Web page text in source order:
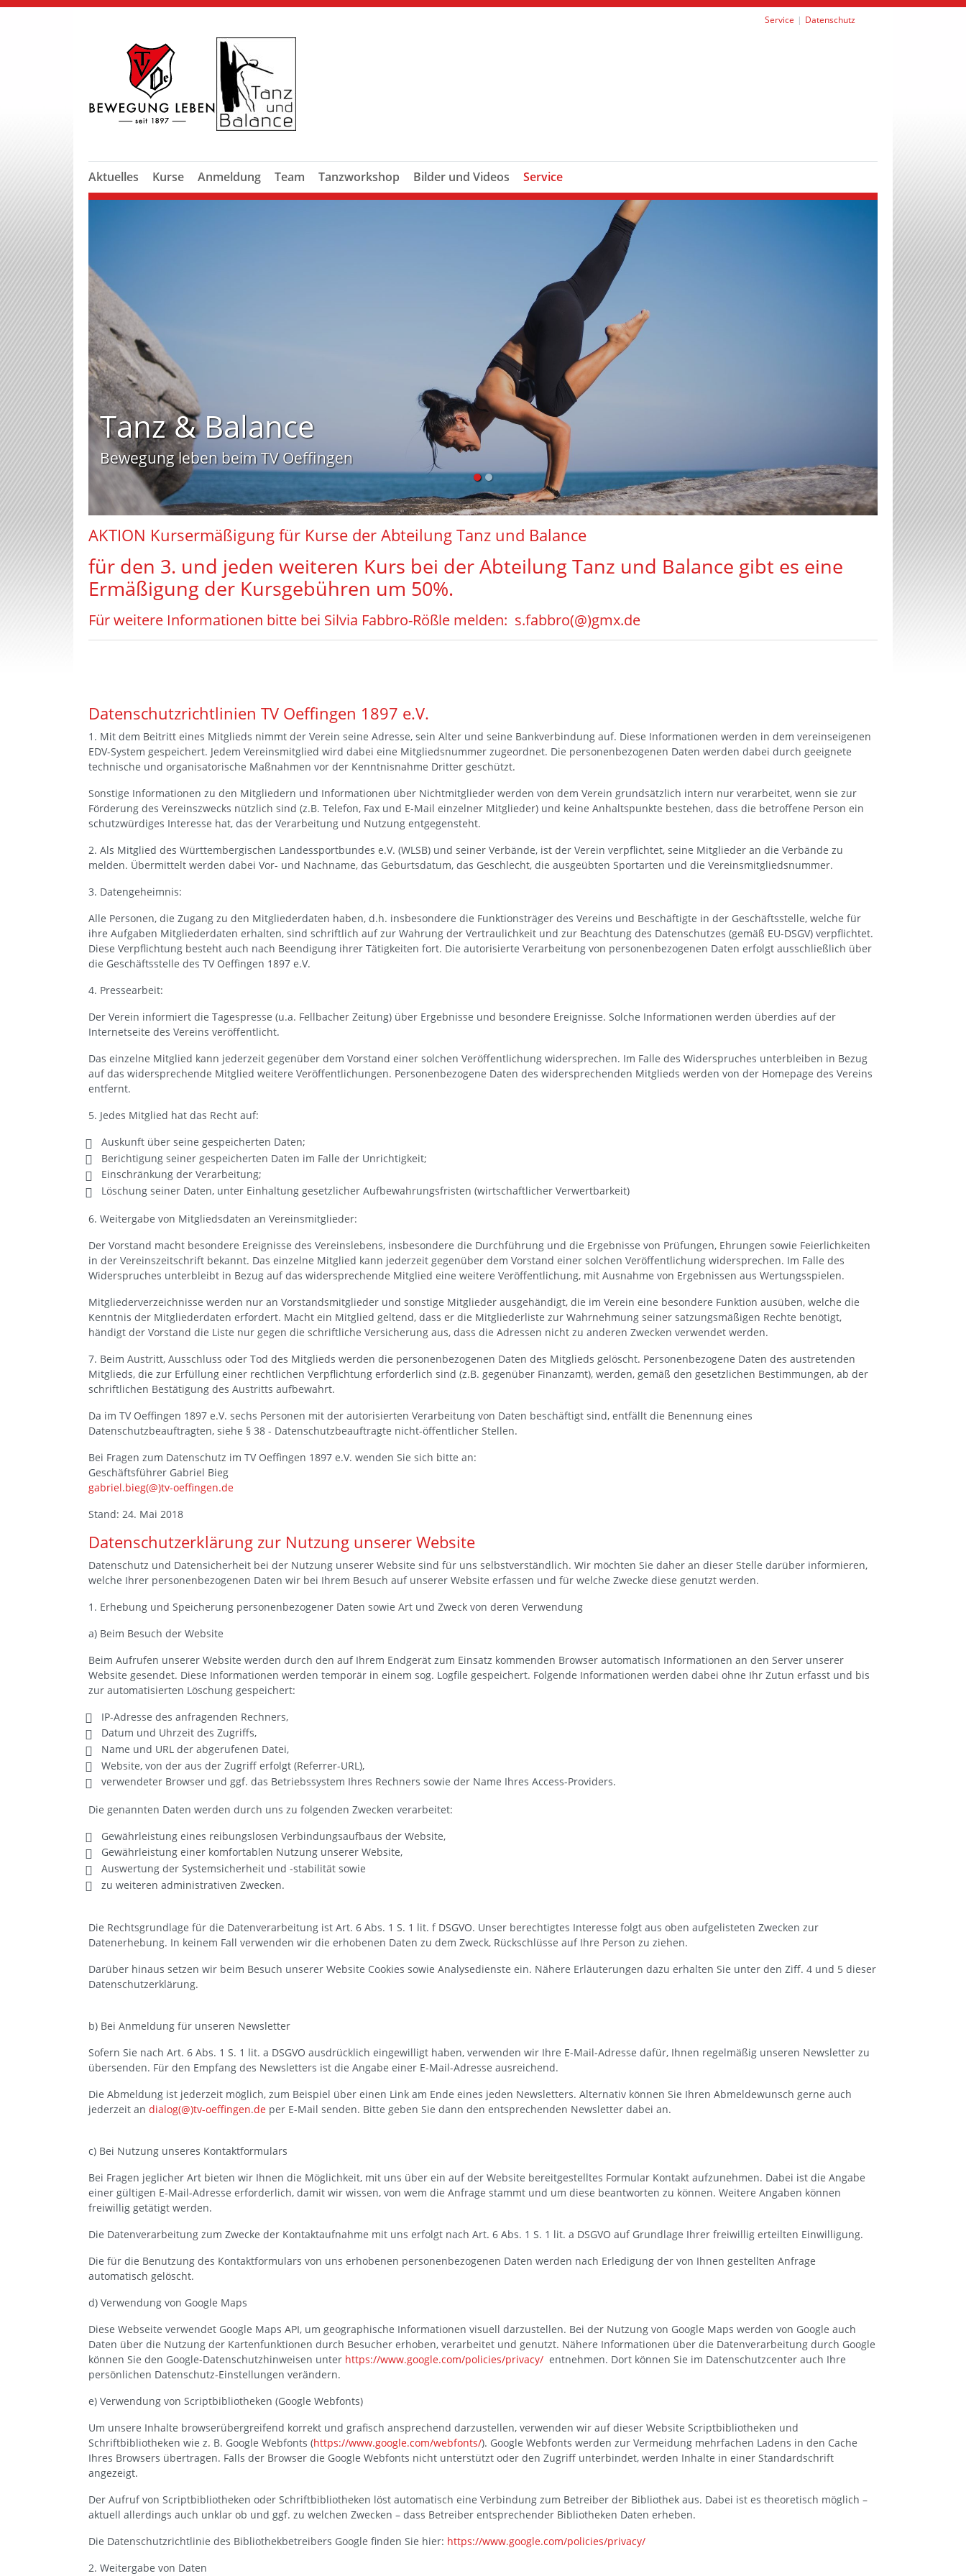
Service Datenschutz
Aktuelles Kurse Anmeldung Team Tanzworkshop Bilder und Videos Service
AKTION Kursermäßigung für Kurse der Abteilung Tanz und Balance
für den 3. und jeden weiteren Kurs bei der Abteilung Tanz und Balance gibt es eine
Ermäßigung der Kursgebühren um 50%.
Für weitere Informationen bitte bei Silvia Fabbro-Rößle melden: s.fabbro(@)gmx.de
Datenschutzrichtlinien TV Oeffingen 1897 e.V.
1. Mit dem Beitritt eines Mitglieds nimmt der Verein seine Adresse, sein Alter und seine Bankverbindung auf. Diese Informationen werden in dem vereinseigenen
EDV-System gespeichert. Jedem Vereinsmitglied wird dabei eine Mitgliedsnummer zugeordnet. Die personenbezogenen Daten werden dabei durch geeignete
technische und organisatorische Maßnahmen vor der Kenntnisnahme Dritter geschützt.
Sonstige Informationen zu den Mitgliedern und Informationen über Nichtmitglieder werden von dem Verein grundsätzlich intern nur verarbeitet, wenn sie zur
Förderung des Vereinszwecks nützlich sind (z.B. Telefon, Fax und E-Mail einzelner Mitglieder) und keine Anhaltspunkte bestehen, dass die betroffene Person ein
schutzwürdiges Interesse hat, das der Verarbeitung und Nutzung entgegensteht.
2. Als Mitglied des Württembergischen Landessportbundes e.V. (WLSB) und seiner Verbände, ist der Verein verpflichtet, seine Mitglieder an die Verbände zu
melden. Übermittelt werden dabei Vor- und Nachname, das Geburtsdatum, das Geschlecht, die ausgeübten Sportarten und die Vereinsmitgliedsnummer.
3. Datengeheimnis:
Alle Personen, die Zugang zu den Mitgliederdaten haben, d.h. insbesondere die Funktionsträger des Vereins und Beschäftigte in der Geschäftsstelle, welche für
ihre Aufgaben Mitgliederdaten erhalten, sind schriftlich auf zur Wahrung der Vertraulichkeit und zur Beachtung des Datenschutzes (gemäß EU-DSGV) verpflichtet.
Diese Verpflichtung besteht auch nach Beendigung ihrer Tätigkeiten fort. Die autorisierte Verarbeitung von personenbezogenen Daten erfolgt ausschließlich über
die Geschäftsstelle des TV Oeffingen 1897 e.V.
4. Pressearbeit:
Der Verein informiert die Tagespresse (u.a. Fellbacher Zeitung) über Ergebnisse und besondere Ereignisse. Solche Informationen werden überdies auf der
Internetseite des Vereins veröffentlicht.
Das einzelne Mitglied kann jederzeit gegenüber dem Vorstand einer solchen Veröffentlichung widersprechen. Im Falle des Widerspruches unterbleiben in Bezug
auf das widersprechende Mitglied weitere Veröffentlichungen. Personenbezogene Daten des widersprechenden Mitglieds werden von der Homepage des Vereins
entfernt.
5. Jedes Mitglied hat das Recht auf:
Auskunft über seine gespeicherten Daten;
Berichtigung seiner gespeicherten Daten im Falle der Unrichtigkeit;
Einschränkung der Verarbeitung;
Löschung seiner Daten, unter Einhaltung gesetzlicher Aufbewahrungsfristen (wirtschaftlicher Verwertbarkeit)
6. Weitergabe von Mitgliedsdaten an Vereinsmitglieder:
Der Vorstand macht besondere Ereignisse des Vereinslebens, insbesondere die Durchführung und die Ergebnisse von Prüfungen, Ehrungen sowie Feierlichkeiten
in der Vereinszeitschrift bekannt. Das einzelne Mitglied kann jederzeit gegenüber dem Vorstand einer solchen Veröffentlichung widersprechen. Im Falle des
Widerspruches unterbleibt in Bezug auf das widersprechende Mitglied eine weitere Veröffentlichung, mit Ausnahme von Ergebnissen aus Wertungsspielen.
Mitgliederverzeichnisse werden nur an Vorstandsmitglieder und sonstige Mitglieder ausgehändigt, die im Verein eine besondere Funktion ausüben, welche die
Kenntnis der Mitgliederdaten erfordert. Macht ein Mitglied geltend, dass er die Mitgliederliste zur Wahrnehmung seiner satzungsmäßigen Rechte benötigt,
händigt der Vorstand die Liste nur gegen die schriftliche Versicherung aus, dass die Adressen nicht zu anderen Zwecken verwendet werden.
7. Beim Austritt, Ausschluss oder Tod des Mitglieds werden die personenbezogenen Daten des Mitglieds gelöscht. Personenbezogene Daten des austretenden
Mitglieds, die zur Erfüllung einer rechtlichen Verpflichtung erforderlich sind (z.B. gegenüber Finanzamt), werden, gemäß den gesetzlichen Bestimmungen, ab der
schriftlichen Bestätigung des Austritts aufbewahrt.
Da im TV Oeffingen 1897 e.V. sechs Personen mit der autorisierten Verarbeitung von Daten beschäftigt sind, entfällt die Benennung eines
Datenschutzbeauftragten, siehe § 38 - Datenschutzbeauftragte nicht-öffentlicher Stellen.
Bei Fragen zum Datenschutz im TV Oeffingen 1897 e.V. wenden Sie sich bitte an:
Geschäftsführer Gabriel Bieg
gabriel.bieg(@)tv-oeffingen.de
Stand: 24. Mai 2018
Datenschutzerklärung zur Nutzung unserer Website
Datenschutz und Datensicherheit bei der Nutzung unserer Website sind für uns selbstverständlich. Wir möchten Sie daher an dieser Stelle darüber informieren,
welche Ihrer personenbezogenen Daten wir bei Ihrem Besuch auf unserer Website erfassen und für welche Zwecke diese genutzt werden.
1. Erhebung und Speicherung personenbezogener Daten sowie Art und Zweck von deren Verwendung
a) Beim Besuch der Website
Beim Aufrufen unserer Website werden durch den auf Ihrem Endgerät zum Einsatz kommenden Browser automatisch Informationen an den Server unserer
Website gesendet. Diese Informationen werden temporär in einem sog. Logfile gespeichert. Folgende Informationen werden dabei ohne Ihr Zutun erfasst und bis
zur automatisierten Löschung gespeichert:
IP-Adresse des anfragenden Rechners,
Datum und Uhrzeit des Zugriffs,
Name und URL der abgerufenen Datei,
Website, von der aus der Zugriff erfolgt (Referrer-URL),
verwendeter Browser und ggf. das Betriebssystem Ihres Rechners sowie der Name Ihres Access-Providers.
Die genannten Daten werden durch uns zu folgenden Zwecken verarbeitet:
Gewährleistung eines reibungslosen Verbindungsaufbaus der Website,
Gewährleistung einer komfortablen Nutzung unserer Website,
Auswertung der Systemsicherheit und -stabilität sowie
zu weiteren administrativen Zwecken.
Die Rechtsgrundlage für die Datenverarbeitung ist Art. 6 Abs. 1 S. 1 lit. f DSGVO. Unser berechtigtes Interesse folgt aus oben aufgelisteten Zwecken zur
Datenerhebung. In keinem Fall verwenden wir die erhobenen Daten zu dem Zweck, Rückschlüsse auf Ihre Person zu ziehen.
Darüber hinaus setzen wir beim Besuch unserer Website Cookies sowie Analysedienste ein. Nähere Erläuterungen dazu erhalten Sie unter den Ziff. 4 und 5 dieser
Datenschutzerklärung.
b) Bei Anmeldung für unseren Newsletter
Sofern Sie nach Art. 6 Abs. 1 S. 1 lit. a DSGVO ausdrücklich eingewilligt haben, verwenden wir Ihre E-Mail-Adresse dafür, Ihnen regelmäßig unseren Newsletter zu
übersenden. Für den Empfang des Newsletters ist die Angabe einer E-Mail-Adresse ausreichend.
Die Abmeldung ist jederzeit möglich, zum Beispiel über einen Link am Ende eines jeden Newsletters. Alternativ können Sie Ihren Abmeldewunsch gerne auch
jederzeit an dialog(@)tv-oeffingen.de per E-Mail senden. Bitte geben Sie dann den entsprechenden Newsletter dabei an.
c) Bei Nutzung unseres Kontaktformulars
Bei Fragen jeglicher Art bieten wir Ihnen die Möglichkeit, mit uns über ein auf der Website bereitgestelltes Formular Kontakt aufzunehmen. Dabei ist die Angabe
einer gültigen E-Mail-Adresse erforderlich, damit wir wissen, von wem die Anfrage stammt und um diese beantworten zu können. Weitere Angaben können
freiwillig getätigt werden.
Die Datenverarbeitung zum Zwecke der Kontaktaufnahme mit uns erfolgt nach Art. 6 Abs. 1 S. 1 lit. a DSGVO auf Grundlage Ihrer freiwillig erteilten Einwilligung.
Die für die Benutzung des Kontaktformulars von uns erhobenen personenbezogenen Daten werden nach Erledigung der von Ihnen gestellten Anfrage
automatisch gelöscht.
d) Verwendung von Google Maps
Diese Webseite verwendet Google Maps API, um geographische Informationen visuell darzustellen. Bei der Nutzung von Google Maps werden von Google auch
Daten über die Nutzung der Kartenfunktionen durch Besucher erhoben, verarbeitet und genutzt. Nähere Informationen über die Datenverarbeitung durch Google
können Sie den Google-Datenschutzhinweisen unter https://www.google.com/policies/privacy/ entnehmen. Dort können Sie im Datenschutzcenter auch Ihre
persönlichen Datenschutz-Einstellungen verändern.
e) Verwendung von Scriptbibliotheken (Google Webfonts)
Um unsere Inhalte browserübergreifend korrekt und grafisch ansprechend darzustellen, verwenden wir auf dieser Website Scriptbibliotheken und
Schriftbibliotheken wie z. B. Google Webfonts (https://www.google.com/webfonts/). Google Webfonts werden zur Vermeidung mehrfachen Ladens in den Cache
Ihres Browsers übertragen. Falls der Browser die Google Webfonts nicht unterstützt oder den Zugriff unterbindet, werden Inhalte in einer Standardschrift
angezeigt.
Der Aufruf von Scriptbibliotheken oder Schriftbibliotheken löst automatisch eine Verbindung zum Betreiber der Bibliothek aus. Dabei ist es theoretisch möglich –
aktuell allerdings auch unklar ob und ggf. zu welchen Zwecken – dass Betreiber entsprechender Bibliotheken Daten erheben.
Die Datenschutzrichtlinie des Bibliothekbetreibers Google finden Sie hier: https://www.google.com/policies/privacy/
2. Weitergabe von Daten